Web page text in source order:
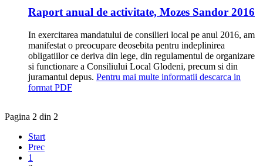
Raport anual de activitate, Mozes Sandor 2016
In exercitarea mandatului de consilieri local pe anul 2016, am
manifestat o preocupare deosebita pentru indeplinirea
obligatiilor ce deriva din lege, din regulamentul de organizare
si functionare a Consiliului Local Glodeni, precum si din
juramantul depus. Pentru mai multe informatii descarca in
format PDF
Pagina 2 din 2
Start
Prec
1